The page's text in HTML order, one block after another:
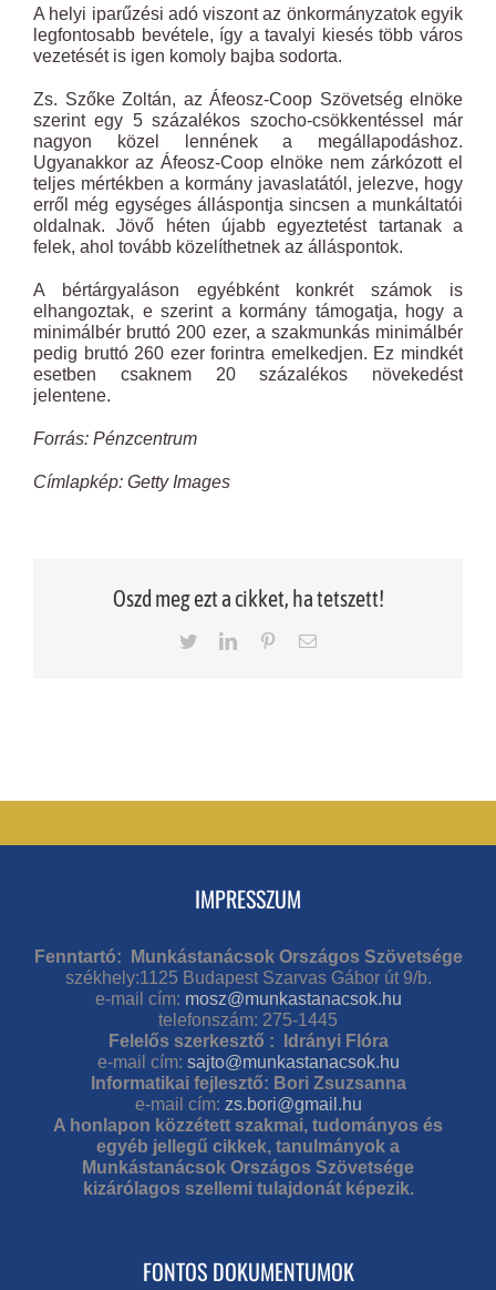
A helyi iparűzési adó viszont az önkormányzatok egyik
legfontosabb bevétele, így a tavalyi kiesés több város
vezetését is igen komoly bajba sodorta.
Zs. Szőke Zoltán, az Áfeosz-Coop Szövetség elnöke
szerint egy 5 százalékos szocho-csökkentéssel már
nagyon közel lennének a megállapodáshoz.
Ugyanakkor az Áfeosz-Coop elnöke nem zárkózott el
teljes mértékben a kormány javaslatától, jelezve, hogy
erről még egységes álláspontja sincsen a munkáltatói
oldalnak. Jövő héten újabb egyeztetést tartanak a
felek, ahol tovább közelíthetnek az álláspontok.
A bértárgyaláson egyébként konkrét számok is
elhangoztak, e szerint a kormány támogatja, hogy a
minimálbér bruttó 200 ezer, a szakmunkás minimálbér
pedig bruttó 260 ezer forintra emelkedjen. Ez mindkét
esetben csaknem 20 százalékos növekedést
jelentene.
Forrás: Pénzcentrum
Címlapkép: Getty Images
Oszd meg ezt a cikket, ha tetszett!
TwitterLinkedInPinterestEmail
IMPRESSZUM
Fenntartó: Munkástanácsok Országos Szövetsége
székhely:1125 Budapest Szarvas Gábor út 9/b.
e-mail cím: mosz@munkastanacsok.hu
telefonszám: 275-1445
Felelős szerkesztő : Idrányi Flóra
e-mail cím: sajto@munkastanacsok.hu
Informatikai fejlesztő: Bori Zsuzsanna
e-mail cím: zs.bori@gmail.hu
A honlapon közzétett szakmai, tudományos és
egyéb jellegű cikkek, tanulmányok a
Munkástanácsok Országos Szövetsége
kizárólagos szellemi tulajdonát képezik.
FONTOS DOKUMENTUMOK